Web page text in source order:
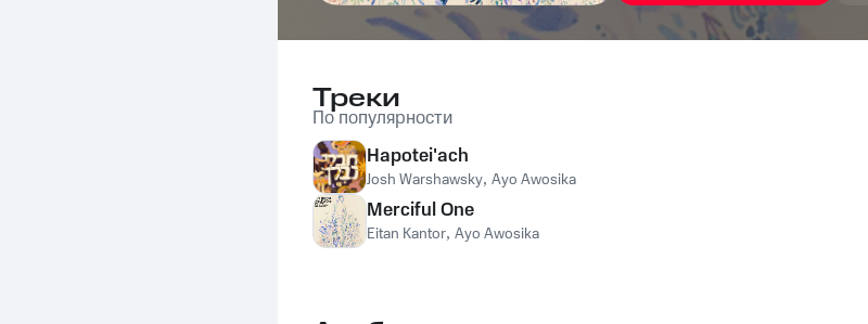
Треки
По популярности
Hapotei'ach
Josh Warshawsky, Ayo Awosika
Merciful One
Eitan Kantor, Ayo Awosika